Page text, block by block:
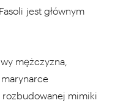
jest głównym
mężczyzna,
rozbudowanej mimiki